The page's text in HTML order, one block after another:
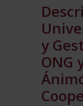
la
de
y
ONG